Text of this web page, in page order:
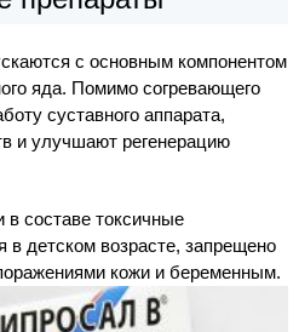
с основным компонентом
яда. Помимо согревающего
суставного аппарата,
и улучшают регенерацию
составе токсичные
в детском возрасте, запрещено
кожи и беременным.